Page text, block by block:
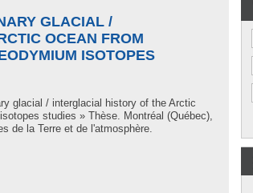
GLACIAL /
OCEAN FROM
ISOTOPES
glacial / interglacial history of the Arctic
studies » Thèse. Montréal (Québec),
de la Terre et de l'atmosphère.